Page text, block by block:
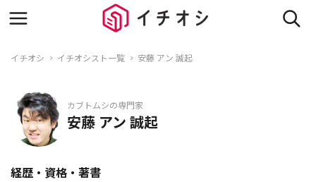
イチオシ イチオシスト一覧 安藤 アン 誠起
カブトムシの専門家
安藤 アン 誠起
経歴・資格・著書